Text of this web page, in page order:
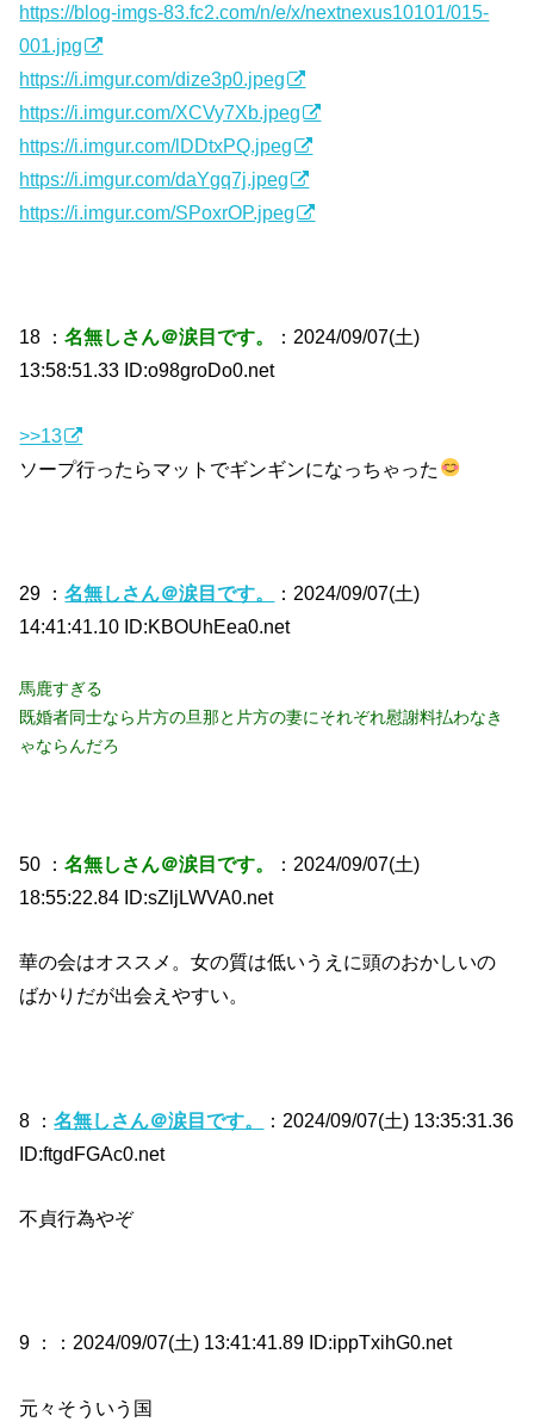
https://blog-imgs-83.fc2.com/n/e/x/nextnexus10101/015-
001.jpg
https://i.imgur.com/dize3p0.jpeg
https://i.imgur.com/XCVy7Xb.jpeg
https://i.imgur.com/lDDtxPQ.jpeg
https://i.imgur.com/daYgq7j.jpeg
https://i.imgur.com/SPoxrOP.jpeg
18 ：名無しさん＠涙目です。
：2024/09/07(土)
13:58:51.33 ID:o98groDo0.net
>>13
ソープ行ったらマットでギンギンになっちゃった
29 ：名無しさん＠涙目です。
：2024/09/07(土)
14:41:41.10 ID:KBOUhEea0.net
馬鹿すぎる
既婚者同士なら片方の旦那と片方の妻にそれぞれ慰謝料払わなき
ゃならんだろ
50 ：名無しさん＠涙目です。
：2024/09/07(土)
18:55:22.84 ID:sZljLWVA0.net
華の会はオススメ。女の質は低いうえに頭のおかしいの
ばかりだが出会えやすい。
8 ：名無しさん＠涙目です。
：2024/09/07(土) 13:35:31.36
ID:ftgdFGAc0.net
不貞行為やぞ
9 ： ：2024/09/07(土) 13:41:41.89 ID:ippTxihG0.net
元々そういう国